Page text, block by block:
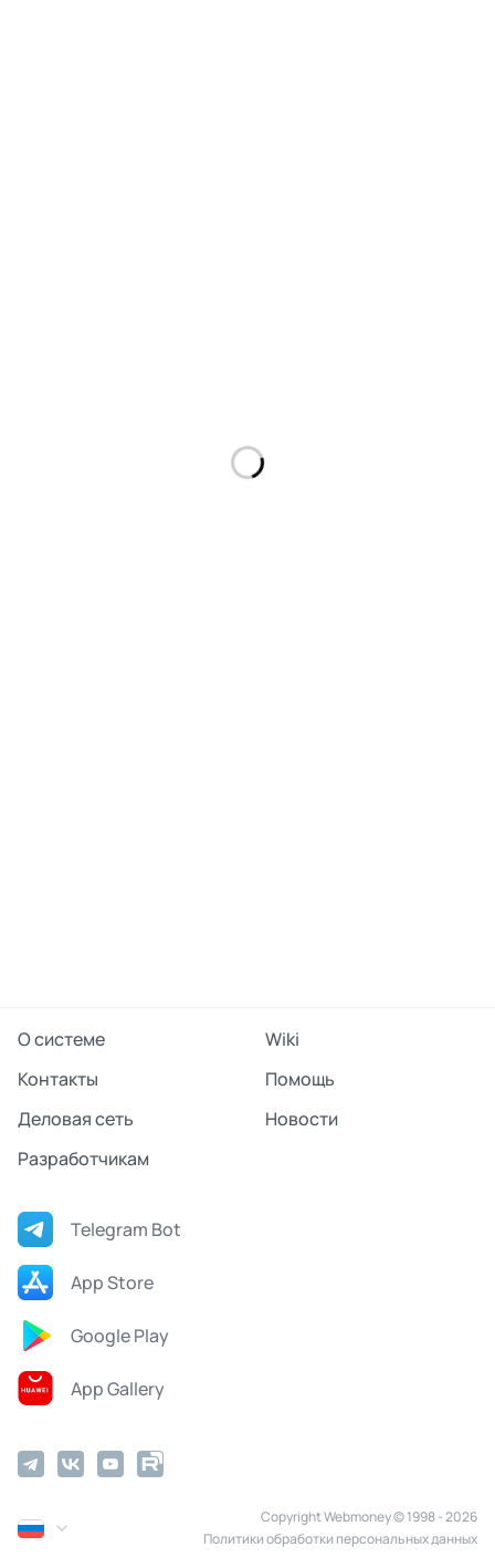
О системе
Wiki
Контакты
Помощь
Деловая сеть
Новости
Разработчикам
Telegram Bot
App Store
Google Play
App Gallery
Copyright Webmoney © 1998 - 2026
Политики обработки персональных данных